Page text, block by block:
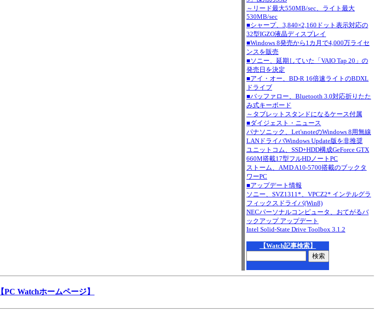
～リード最大550MB/sec、ライト最大
530MB/sec
■シャープ、3,840×2,160ドット表示対応の
32型IGZO液晶ディスプレイ
■Windows 8発売から1カ月で4,000万ライセ
ンスを販売
■ソニー、延期していた「VAIO Tap 20」の
発売日を決定
■アイ・オー、BD-R 16倍速ライトのBDXL
ドライブ
■バッファロー、Bluetooth 3.0対応折りたた
み式キーボード
～タブレットスタンドになるケース付属
■ダイジェスト・ニュース
パナソニック、Let'snoteのWindows 8用無線
LANドライバWindows Update版を非推奨
ユニットコム、SSD+HDD構成GeForce GTX
660M搭載17型フルHDノートPC
ストーム、AMD A10-5700搭載のブックタ
ワーPC
■アップデート情報
ソニー、SVZ1311*、VPCZ2* インテルグラ
フィックスドライバ(Win8)
NECパーソナルコンピュータ、おてがるバ
ックアップ アップデート
Intel Solid-State Drive Toolbox 3.1.2
【Watch記事検索】
【PC Watchホームページ】